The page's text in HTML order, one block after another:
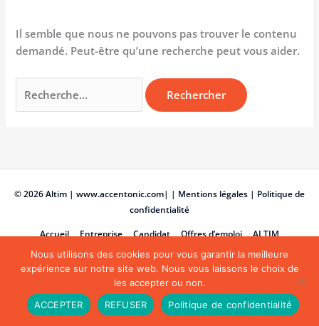
Il semble que nous ne pouvons pas trouver le contenu
demandé. Peut-être qu’une recherche peut vous aider.
© 2026Altim | www.accentonic.com| | Mentions légales | Politique de
confidentialité
Accueil
Entreprise Candidat Offres d’emploi
ALTIM
Contact
Nous utilisons des cookies pour vous garantir la meilleure
expérience sur notre site web. Nous vous laissons le choix de
les accepter ou non.
ACCEPTER
REFUSER Politique de confidentialité